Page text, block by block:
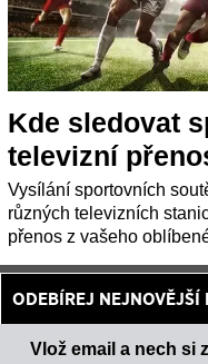
Kde sledovat
televizní
Vysílání sportovních
různých televizních
přenos z vašeho
ODEBÍREJ NEJNOVĚJŠÍ
Vlož email a nech si